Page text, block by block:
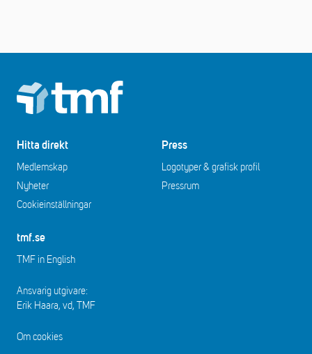
Footer
Hitta direkt
Medlemskap
Nyheter
Cookieinställningar
Press
Logotyper & grafisk profil
Pressrum
tmf.se
TMF in English
Ansvarig utgivare:
Erik Haara, vd, TMF
Om cookies